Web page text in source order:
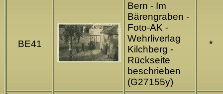
BE41
Bern - Im
Bärengraben -
Foto-AK -
Wehrliverlag
Kilchberg -
Rückseite
beschrieben
(G27155y)
*